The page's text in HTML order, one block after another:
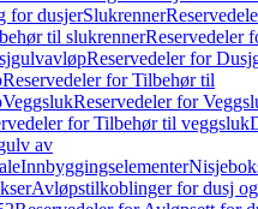
for dusjerSlukrenner
til slukrennerReservedeler
Reservedeler for
Reservedeler for Tilbehør til
VeggslukReservedeler for
for Tilbehør til veggsluk
av
Innbyggingselementer
Avløpstilkoblinger for dusj